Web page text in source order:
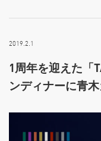
2019.2.1
1周年を迎えた「
ンディナーに青